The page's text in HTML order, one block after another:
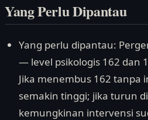
Yang Perlu Dipantau
Yang perlu dipantau:
— level psikologis 162 dan
Jika menembus 162 tanpa
semakin tinggi; jika turun
kemungkinan intervensi